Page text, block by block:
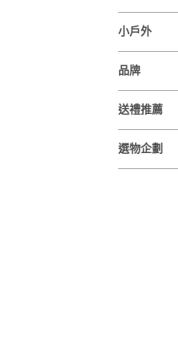
小戶外
品牌
送禮推薦
選物企劃